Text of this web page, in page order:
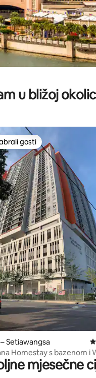
u bližoj
5, recenzija: 55
gosti
gosti
Setiawangsa
Homestay s bazenom i
KLCC-amjesečne